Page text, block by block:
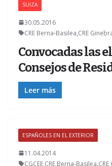
SUIZA
30.05.2016
CRE Berna-Basilea,CRE
Convocadas las
Consejos de
Leer más
ESPAÑOLES EN EL EXTERIOR
11.04.2014
CGCEE,CRE Berna-Basilea,